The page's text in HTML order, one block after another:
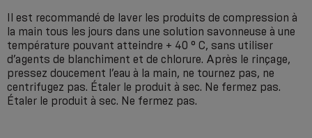
Il est recommandé de laver les produits de compression à
la main tous les jours dans une solution savonneuse à une
température pouvant atteindre + 40 ° С, sans utiliser
d’agents de blanchiment et de chlorure. Après le rinçage,
pressez doucement l’eau à la main, ne tournez pas, ne
centrifugez pas. Étaler le produit à sec. Ne fermez pas.
Étaler le produit à sec. Ne fermez pas.